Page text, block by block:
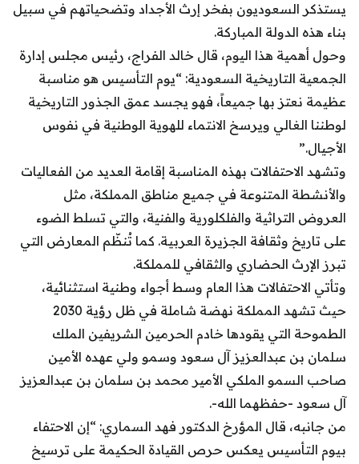
يستذكر السعوديون بفخر إرث الأجداد وتضحياتهم في سبيل
بناء هذه الدولة المباركة.
وحول أهمية هذا اليوم، قال خالد الفراج، رئيس مجلس إدارة
الجمعية التاريخية السعودية: “يوم التأسيس هو مناسبة
عظيمة نعتز بها جميعاً، فهو يجسد عمق الجذور التاريخية
لوطننا الغالي ويرسخ الانتماء للهوية الوطنية في نفوس
الأجيال.”
وتشهد الاحتفالات بهذه المناسبة إقامة العديد من الفعاليات
والأنشطة المتنوعة في جميع مناطق المملكة، مثل
العروض التراثية والفلكلورية والفنية، والتي تسلط الضوء
على تاريخ وثقافة الجزيرة العربية. كما تُنظّم المعارض التي
تبرز الإرث الحضاري والثقافي للمملكة.
وتأتي الاحتفالات هذا العام وسط أجواء وطنية استثنائية،
حيث تشهد المملكة نهضة شاملة في ظل رؤية 2030
الطموحة التي يقودها خادم الحرمين الشريفين الملك
سلمان بن عبدالعزيز آل سعود وسمو ولي عهده الأمين
صاحب السمو الملكي الأمير محمد بن سلمان بن عبدالعزيز
آل سعود -حفظهما الله-.
من جانبه، قال المؤرخ الدكتور فهد السماري: “إن الاحتفاء
بيوم التأسيس يعكس حرص القيادة الحكيمة على ترسيخ